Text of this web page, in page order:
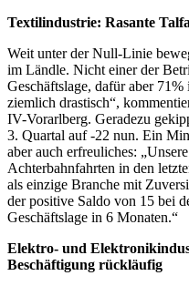
Textilindustrie: Rasante
Weit unter der Null-Linie
im Ländle. Nicht einer der
Geschäftslage, dafür aber
ziemlich drastisch“,
IV-Vorarlberg. Geradezu
3. Quartal auf -22 nun. Ein
aber auch erfreuliches:
Achterbahnfahrten in den
als einzige Branche mit
der positive Saldo von 15 bei
Geschäftslage in 6 Monaten.“
Elektro- und
Beschäftigung rückläufig